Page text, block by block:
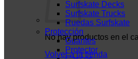
No hay productos en el
Volver a la tienda
Surfskate Decks
Surfskate Trucks
Ruedas Surfskate
Protección
Guantes
Protector